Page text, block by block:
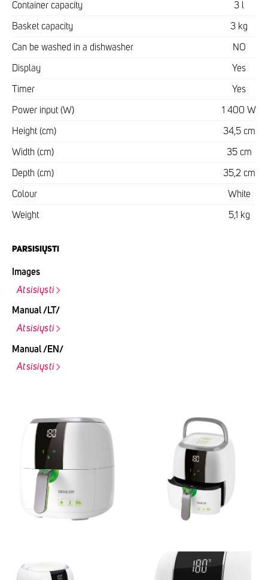
Container capacity 3 l
Basket capacity 3 kg
Can be washed in a dishwasher NO
Display Yes
Timer Yes
Power input (W) 1 400 W
Height (cm) 34,5 cm
Width (cm) 35 cm
Depth (cm) 35,2 cm
Colour White
Weight 5,1 kg
PARSISIŲSTI
Images
Atsisiųsti
Manual /LT/
Atsisiųsti
Manual /EN/
Atsisiųsti